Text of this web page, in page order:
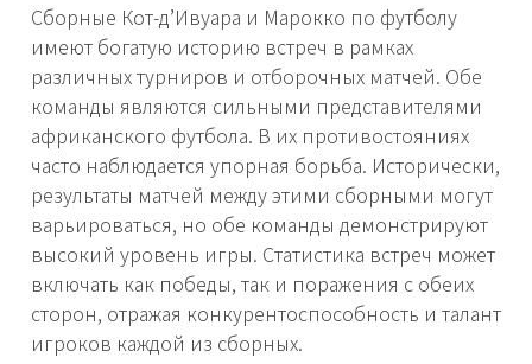
Сборные Кот-д’Ивуара и Марокко по футболу
имеют богатую историю встреч в рамках
различных турниров и отборочных матчей. Обе
команды являются сильными представителями
африканского футбола. В их противостояниях
часто наблюдается упорная борьба. Исторически,
результаты матчей между этими сборными могут
варьироваться, но обе команды демонстрируют
высокий уровень игры. Статистика встреч может
включать как победы, так и поражения с обеих
сторон, отражая конкурентоспособность и талант
игроков каждой из сборных.